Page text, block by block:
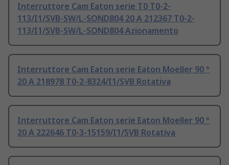
Interruttore Cam Eaton serie T0 T0-2-
113/I1/SVB-SW/L-SOND804 20 A 212367 T0-2-
113/I1/SVB-SW/L-SOND804 Azionamento
Interruttore Cam Eaton serie Eaton Moeller 90 °
20 A 218978 T0-2-8324/I1/SVB Rotativa
Interruttore Cam Eaton serie Eaton Moeller 90 °
20 A 222646 T0-3-15159/I1/SVB Rotativa